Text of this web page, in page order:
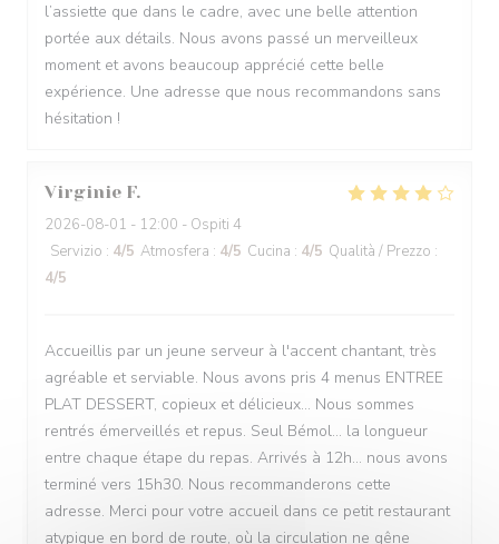
l’assiette que dans le cadre, avec une belle attention
portée aux détails. Nous avons passé un merveilleux
moment et avons beaucoup apprécié cette belle
expérience. Une adresse que nous recommandons sans
hésitation !
Virginie F
2026-08-01 - 12:00 - Ospiti 4
Servizio : 4/5 Atmosfera : 4/5 Cucina : 4/5 Qualità / Prezzo :
4/5
Accueillis par un jeune serveur à l'accent chantant, très
agréable et serviable. Nous avons pris 4 menus ENTREE
PLAT DESSERT, copieux et délicieux... Nous sommes
rentrés émerveillés et repus. Seul Bémol... la longueur
entre chaque étape du repas. Arrivés à 12h... nous avons
terminé vers 15h30. Nous recommanderons cette
adresse. Merci pour votre accueil dans ce petit restaurant
atypique en bord de route, où la circulation ne gêne